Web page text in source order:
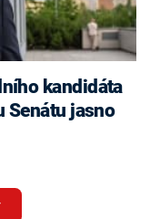
kandidáta
Senátu jasno